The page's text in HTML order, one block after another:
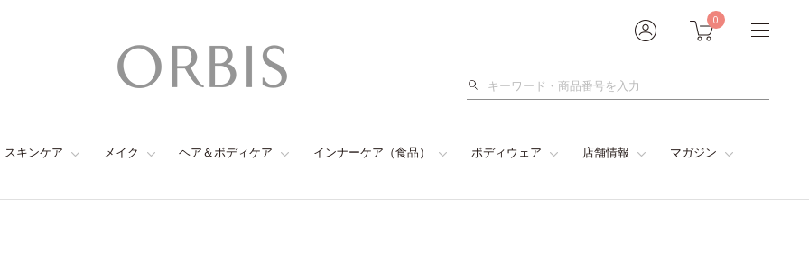
0
検
スキンケア メイク ヘア＆ボディケア インナーケア（食品） ボディウェア 店舗情報 マガジン